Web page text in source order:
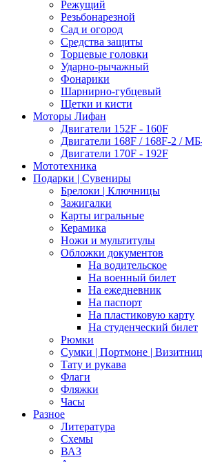
Режущий
Резьбонарезной
Сад и огород
Средства защиты
Торцевые головки
Ударно-рычажный
Фонарики
Шарнирно-губцевый
Щетки и кисти
Моторы Лифан
Двигатели 152F - 160F
Двигатели 168F / 168F-2 /
Двигатели 170F - 192F
Мототехника
Подарки | Сувениры
Брелоки | Ключницы
Зажигалки
Карты игральные
Керамика
Ножи и мультитулы
Обложки документов
На водительское
На военный билет
На ежедневник
На паспорт
На пластиковую карту
На студенческий билет
Рюмки
Сумки | Портмоне |
Тату и рукава
Флаги
Фляжки
Часы
Разное
Литература
Схемы
ВАЗ